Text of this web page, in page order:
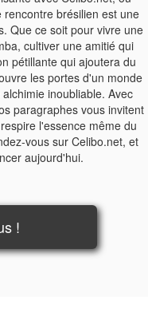
brésilien est une
Que ce soit pour vivre une
cultiver une amitié qui
pétillante qui ajoutera du
les portes d'un monde
inoubliable. Avec
paragraphes vous invitent
l'essence même du
vous sur Celibo.net, et
aujourd'hui.
!